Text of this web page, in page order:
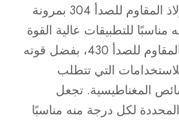
بشكل عام، يتميز الفولاذ المقاوم للصدأ 304 بمرونة
مناسبًا للتطبيقات عالية القوة
واللحام. يعتبر الفولاذ المقاوم للصدأ 430، بفضل قوته
للاستخدامات التي تتطلب
المغناطيسية. تجعل
لكل درجة منه مناسبًا